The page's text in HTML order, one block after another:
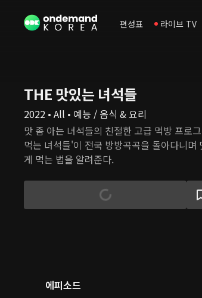
편성표 라이브 TV
THE 맛있는 녀석들
2022 • All • 예능 / 음식 & 요리
맛 좀 아는 녀석들의 친절한 고급 먹방 프로
먹는 녀석들'이 전국 방방곡곡을 돌아다니
게 먹는 법을 알려준다.
에피소드